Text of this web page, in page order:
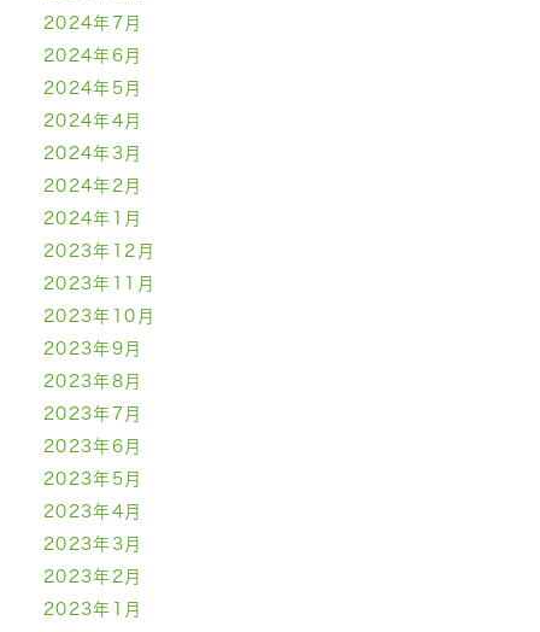
2024年7月
2024年6月
2024年5月
2024年4月
2024年3月
2024年2月
2024年1月
2023年12月
2023年11月
2023年10月
2023年9月
2023年8月
2023年7月
2023年6月
2023年5月
2023年4月
2023年3月
2023年2月
2023年1月